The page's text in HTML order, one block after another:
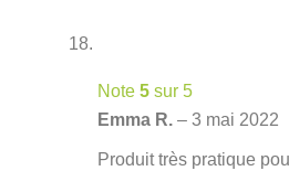
Note 5 sur 5
Emma R. – 3 mai 2022
Produit très pratique